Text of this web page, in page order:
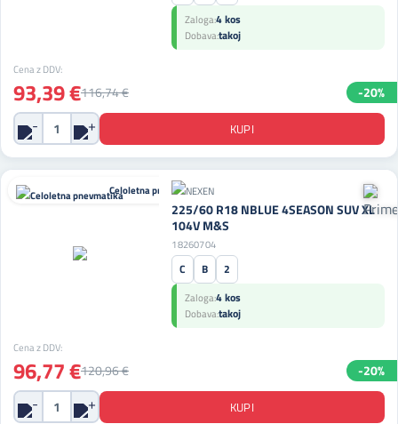
Zaloga:4 kos
Dobava:takoj
Cena z DDV:
93,39 €116,74 € -20%
Celoletna pnevmatika
225/60 R18 NBLUE 4SEASON SUV XL
104V M&S
18260704
C B 2
Zaloga:4 kos
Dobava:takoj
Cena z DDV:
96,77 €120,96 € -20%